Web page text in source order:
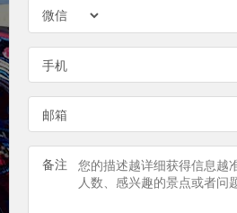
手机
邮箱
备注